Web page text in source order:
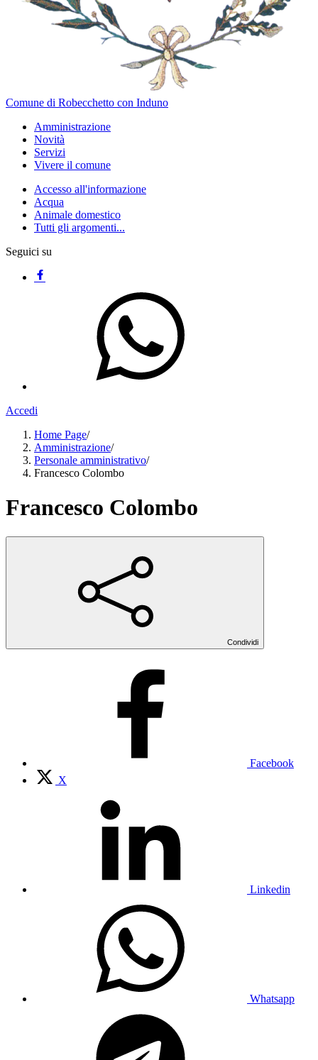
Comune di Robecchetto con Induno
Amministrazione
Novità
Servizi
Vivere il comune
Accesso all'informazione
Acqua
Animale domestico
Tutti gli argomenti...
Seguici su
Accedi
Home Page/
Amministrazione/
Personale amministrativo/
Francesco Colombo
Francesco Colombo
Condividi
Facebook
X
Linkedin
Whatsapp